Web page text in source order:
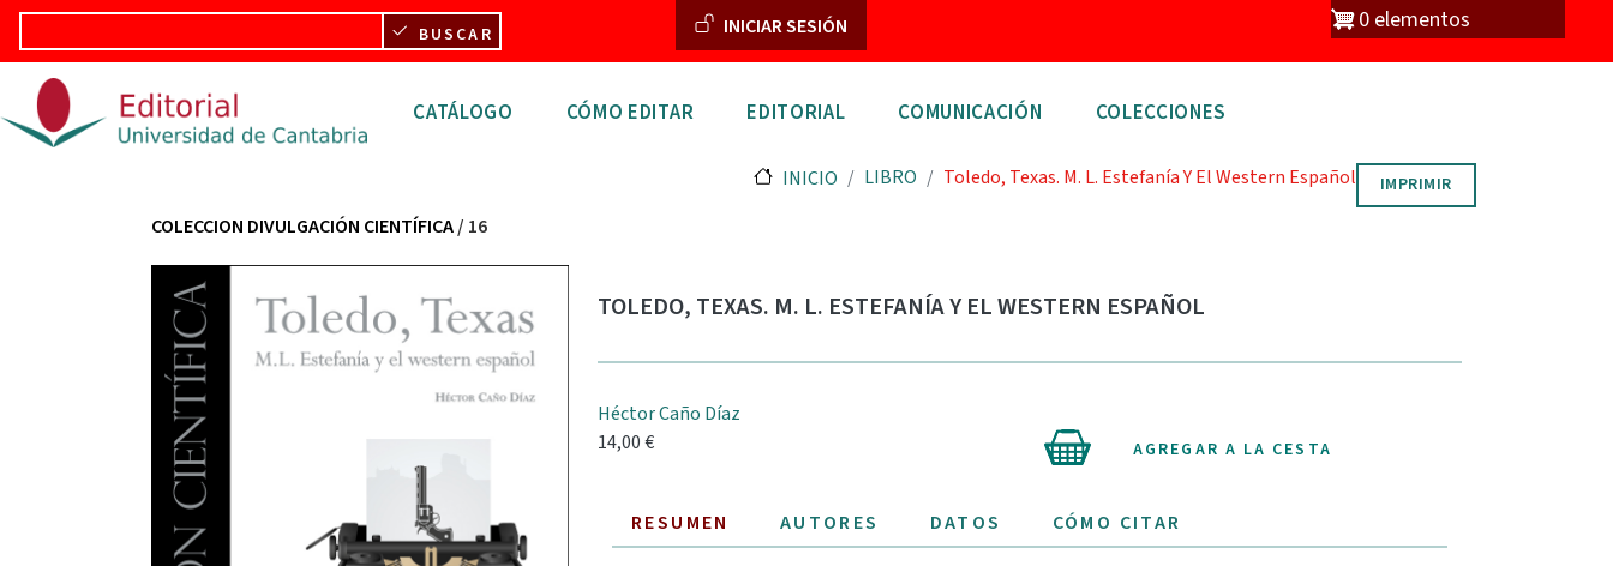
Pasar al contenido principal
BUSCAR
Menú de cuenta de usuario
INICIAR SESIÓN 0 elementos
Navegación principal
CATÁLOGO CÓMO EDITAR EDITORIAL COMUNICACIÓN COLECCIONES
INICIO LIBRO Toledo, Texas. M. L. Estefanía Y El Western Español IMPRIMIR
COLECCION DIVULGACIÓN CIENTÍFICA/ 16
TOLEDO, TEXAS. M. L. ESTEFANÍA Y EL WESTERN ESPAÑOL
Héctor Caño Díaz
14,00 €
AGREGAR A LA CESTA
RESUMEN AUTORES DATOS CÓMO CITAR